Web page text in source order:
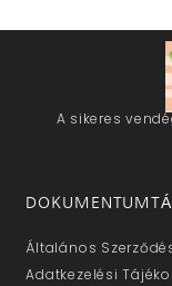
A sikeres
Általános
Adatkezelési